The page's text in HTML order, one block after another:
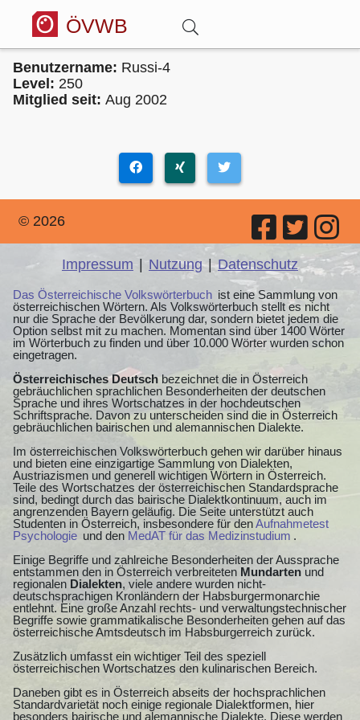
ÖVWB
Anmelden
Hitparade
Forum
Blog
Benutzername: Russi-4
Level: 250
Mitglied seit: Aug 2002
© 2026
Impressum | Nutzung|Datenschutz
Das Österreichische Volkswörterbuch ist eine Sammlung von
österreichischen Wörtern. Als Volkswörterbuch stellt es nicht
nur die Sprache der Bevölkerung dar, sondern bietet jedem die
Option selbst mit zu machen. Momentan sind über 1400 Wörter
im Wörterbuch zu finden und über 10.000 Wörter wurden schon
eingetragen.
Österreichisches Deutsch bezeichnet die in Österreich
gebräuchlichen sprachlichen Besonderheiten der deutschen
Sprache und ihres Wortschatzes in der hochdeutschen
Schriftsprache. Davon zu unterscheiden sind die in Österreich
gebräuchlichen bairischen und alemannischen Dialekte.
Im österreichischen Volkswörterbuch gehen wir darüber hinaus
und bieten eine einzigartige Sammlung von Dialekten,
Austriazismen und generell wichtigen Wörtern in Österreich.
Teile des Wortschatzes der österreichischen Standardsprache
sind, bedingt durch das bairische Dialektkontinuum, auch im
angrenzenden Bayern geläufig. Die Seite unterstützt auch
Studenten in Österreich, insbesondere für denAufnahmetest
Psychologie und den MedAT für das Medizinstudium .
Einige Begriffe und zahlreiche Besonderheiten der Aussprache
entstammen den in Österreich verbreiteten Mundarten und
regionalen Dialekten, viele andere wurden nicht-
deutschsprachigen Kronländern der Habsburgermonarchie
entlehnt. Eine große Anzahl rechts- und verwaltungstechnischer
Begriffe sowie grammatikalische Besonderheiten gehen auf das
österreichische Amtsdeutsch im Habsburgerreich zurück.
Zusätzlich umfasst ein wichtiger Teil des speziell
österreichischen Wortschatzes den kulinarischen Bereich.
Daneben gibt es in Österreich abseits der hochsprachlichen
Standardvarietät noch einige regionale Dialektformen, hier
besonders bairische und alemannische Dialekte. Diese werden